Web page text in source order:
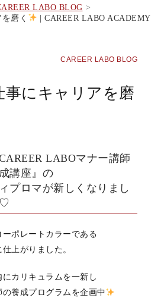
LABO BLOG
磨く
| CAREER LABO ACADEMY
CAREER LABO BLOG
事にキャリアを磨
CAREER LABOマナー講師
講座』の
プロマが新しくなりまし
ポレートカラーである
上がりました。
カリキュラムを一新し
養成プログラムを企画中